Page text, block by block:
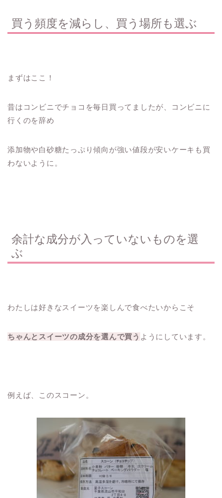
買う頻度を減らし、買う場所も選ぶ
まずはここ！
昔はコンビニでチョコを毎日買ってましたが、コンビニに
行くのを辞め
添加物や白砂糖たっぷり傾向が強い値段が安いケーキも買
わないように。
余計な成分が入っていないものを選
ぶ
わたしは好きなスイーツを楽しんで食べたいからこそ
ちゃんとスイーツの成分を選んで買う ようにしています。
例えば、このスコーン。